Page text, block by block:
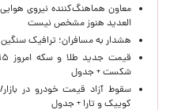
معاون هماهنگ‌کننده نیروی
العدید هنوز مشخص نیست
هشدار به مسافران؛ ترافیک
شکست + جدول
سقوط آزاد قیمت خودرو در
کوییک و تارا + جدول